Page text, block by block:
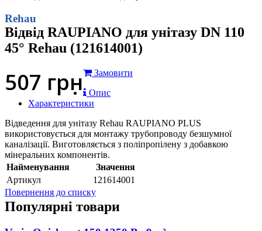
Rehau
Відвід RAUPIANO для унітазу DN 110
45° Rehau (121614001)
507 грн
Замовити
Опис
Характеристики
Відведення для унітазу Rehau RAUPIANO PLUS
використовується для монтажу трубопроводу безшумної
каналізації. Виготовляється з поліпропілену з добавкою
мінеральних компонентів.
Найменування
Значення
Артикул
121614001
Повернення до списку
Популярні товари